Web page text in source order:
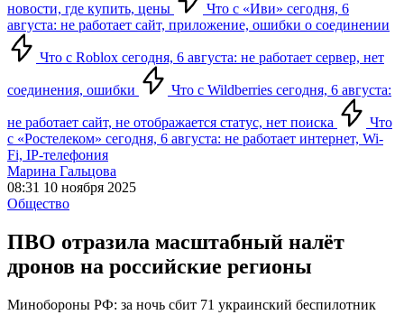
новости, где купить, цены
Что с «Иви» сегодня, 6
августа: не работает сайт, приложение, ошибки о соединении
Что с Roblox сегодня, 6 августа: не работает сервер, нет
соединения, ошибки Что с Wildberries сегодня, 6 августа:
не работает сайт, не отображается статус, нет поиска
Что
с «Ростелеком» сегодня, 6 августа: не работает интернет, Wi-
Fi, IP-телефония
Марина Гальцова
08:31 10 ноября 2025
Общество
ПВО отразила масштабный налёт
дронов на российские регионы
Минобороны РФ: за ночь сбит 71 украинский беспилотник